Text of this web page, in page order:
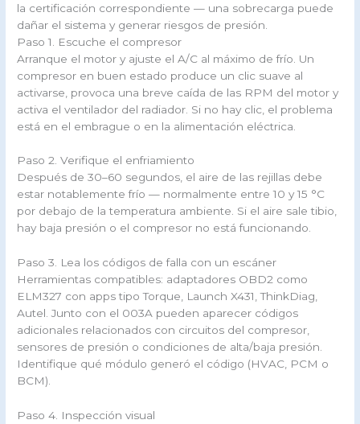
la certificación correspondiente — una sobrecarga puede
dañar el sistema y generar riesgos de presión.
Paso 1. Escuche el compresor
Arranque el motor y ajuste el A/C al máximo de frío. Un
compresor en buen estado produce un clic suave al
activarse, provoca una breve caída de las RPM del motor y
activa el ventilador del radiador. Si no hay clic, el problema
está en el embrague o en la alimentación eléctrica.
Paso 2. Verifique el enfriamiento
Después de 30–60 segundos, el aire de las rejillas debe
estar notablemente frío — normalmente entre 10 y 15 °C
por debajo de la temperatura ambiente. Si el aire sale tibio,
hay baja presión o el compresor no está funcionando.
Paso 3. Lea los códigos de falla con un escáner
Herramientas compatibles: adaptadores OBD2 como
ELM327 con apps tipo Torque, Launch X431, ThinkDiag,
Autel. Junto con el 003A pueden aparecer códigos
adicionales relacionados con circuitos del compresor,
sensores de presión o condiciones de alta/baja presión.
Identifique qué módulo generó el código (HVAC, PCM o
BCM).
Paso 4. Inspección visual